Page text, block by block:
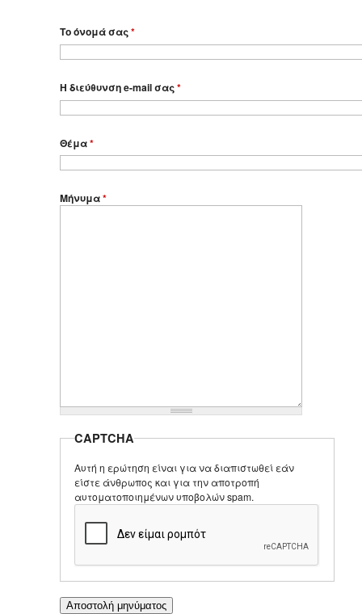
Το όνομά σας*
Η διεύθυνση e-mail σας*
Θέμα*
Μήνυμα*
CAPTCHA
Αυτή η ερώτηση είναι για να διαπιστωθεί εάν
είστε άνθρωπος και για την αποτροπή
αυτοματοποιημένων υποβολών spam.